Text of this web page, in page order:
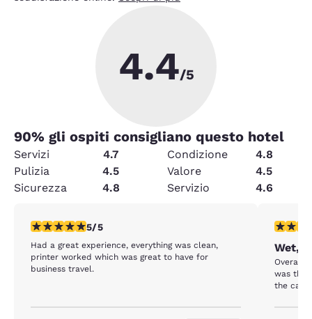
4.4/5
90% gli ospiti consigliano questo hotel
Servizi 4.7 Condizione
4.8
Pulizia
4.5 Valore
4.5
Sicurezza
4.8 Servizio 4.6
Valutazione di 5 stelle. Eccezionale. 1 recensione
5/5
Had a great experience, everything was clean,
printer worked which was great to have for
business travel.
Wet,
Overall,
was that
the